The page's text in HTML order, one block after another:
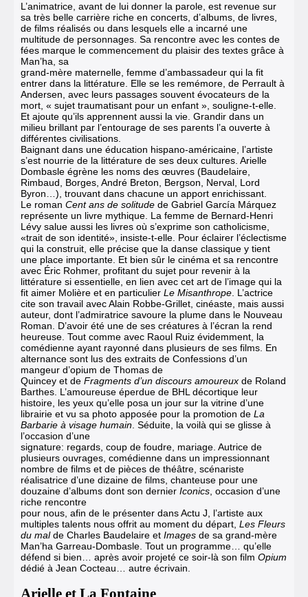
L’animatrice, avant de lui donner la parole, est revenue sur
sa très belle carrière riche en concerts, d’albums, de livres,
de films réalisés ou dans lesquels elle a incarné une
multitude de personnages. Sa rencontre avec les contes de
fées marque le commencement du plaisir des textes grâce à
Man’ha, sa
grand-mère maternelle, femme d’ambassadeur qui la fit
entrer dans la littérature. Elle se les remémore, de Perrault à
Andersen, avec leurs passages souvent évocateurs de la
mort, « sujet traumatisant pour un enfant », souligne-t-elle.
Et ajoute qu’ils apprennent aussi la vie. Grandir dans un
milieu brillant par l’entourage de ses parents l’a ouverte à
différentes civilisations.
Baignant dans une éducation hispano-américaine, l’artiste
s’est nourrie de la littérature de ses deux cultures. Arielle
Dombasle égrène les noms des œuvres (Baudelaire,
Rimbaud, Borges, André Breton, Bergson, Nerval, Lord
Byron…), trouvant dans chacune un apport enrichissant.
Le roman Cent ans de solitude de Gabriel García Márquez
représente un livre mythique. La femme de Bernard-Henri
Lévy salue aussi les livres où s’exprime son catholicisme,
«trait de son identité», insiste-t-elle. Pour éclairer l’éclectisme
qui la construit, elle précise que la danse classique y tient
une place importante. Et bien sûr le cinéma et sa rencontre
avec Éric Rohmer, profitant du sujet pour revenir à la
littérature si essentielle, en lien avec cet art de l’image qui la
fit aimer Molière et en particulier Le Misanthrope . L’actrice
cite son travail avec Alain Robbe-Grillet, cinéaste, mais aussi
auteur, dont l’admiratrice savoure la plume dans le Nouveau
Roman. D’avoir été une de ses créatures à l’écran la rend
heureuse. Tout comme avec Raoul Ruiz évidemment, la
comédienne ayant rayonné dans plusieurs de ses films. En
alternance sont lus des extraits de Confessions d’un
mangeur d’opium de Thomas de
Quincey et de Fragments d’un discours amoureux de Roland
Barthes. L’amoureuse éperdue de BHL décortique leur
histoire, les yeux qu’elle posa un jour sur la vitrine d’une
librairie et vu sa photo apposée pour la promotion de La
Barbarie à visage humain . Séduite, la voilà qui se glisse à
l’occasion d’une
signature: regards, coup de foudre, mariage. Autrice de
plusieurs ouvrages, comédienne dans un impressionnant
nombre de films et de pièces de théâtre, scénariste
réalisatrice d’une dizaine de films, chanteuse pour une
douzaine d’albums dont son dernier Iconics , occasion d’une
riche rencontre
pour nous, afin de le présenter dans Actu J, l’artiste aux
multiples talents nous offrit au moment du départ, Les Fleurs
du malde Charles Baudelaire et Images de sa grand-mère
Man’ha Garreau-Dombasle. Tout un programme… qu’elle
défend si bien… après avoir projeté ce soir-là son film Opium
dédié à Jean Cocteau… autre écrivain.